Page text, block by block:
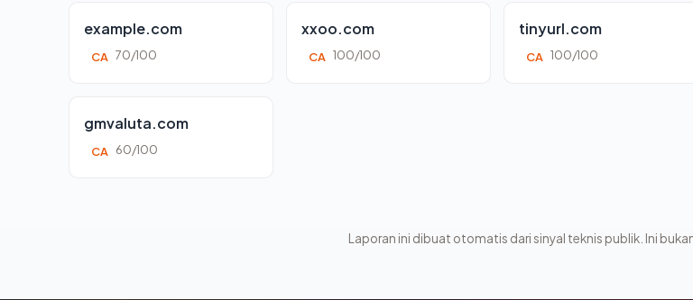
example.com
CA 70/100
xxoo.com
CA 100/100
tinyurl.com
CA 100/100
gmvaluta.com
CA 60/100
Laporan ini dibuat otomatis dari sinyal teknis publik. Ini